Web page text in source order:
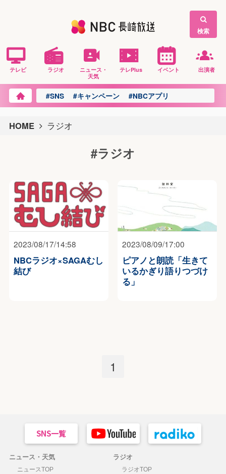
検索
テレビ ラジオ
ニュース・
天気
テレPlus イベント 出演者
#SNS #キャンペーン #NBCアプリ
HOME ラジオ
#ラジオ
2023/08/17/14:58
NBCラジオ×SAGAむし
結び
2023/08/09/17:00
ピアノと朗読「生きて
いるかぎり語りつづけ
る」
1
ニュース・天気
ニュースTOP
ラジオ
ラジオTOP